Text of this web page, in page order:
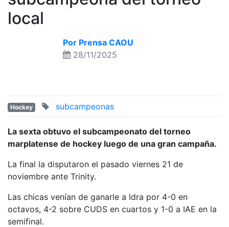
local
Por Prensa CAOU
28/11/2025
Hockey subcampeonas
La sexta obtuvo el subcampeonato del torneo
marplatense de hockey luego de una gran campaña.
La final la disputaron el pasado viernes 21 de
noviembre ante Trinity.
Las chicas venían de ganarle a Idra por 4-0 en
octavos, 4-2 sobre CUDS en cuartos y 1-0 a IAE en la
semifinal.